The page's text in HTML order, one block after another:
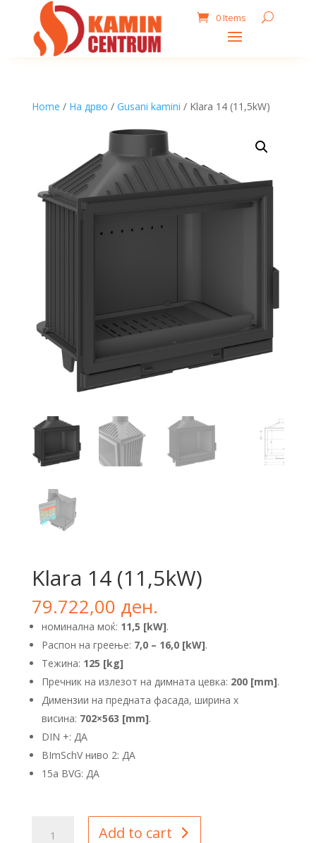
0 Items
Home / На дрво / Gusani kamini / Klara 14 (11,5kW)
Klara 14 (11,5kW)
79.722,00 ден.
номинална моќ: 11,5 [kW].
Распон на греење: 7,0 – 16,0 [kW].
Тежина: 125 [kg]
Пречник на излезот на димната цевка: 200 [mm].
Димензии на предната фасада, ширина x
висина: 702×563 [mm].
DIN +: ДА
BImSchV ниво 2: ДА
15a BVG: ДА
Add to cart